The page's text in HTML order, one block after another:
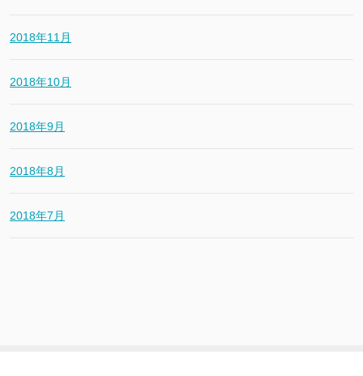
2018年11月
2018年10月
2018年9月
2018年8月
2018年7月